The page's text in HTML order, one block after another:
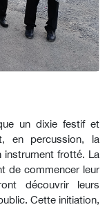
un dixie festif et
en percussion, la
instrument frotté. La
de commencer leur
découvrir leurs
Cette initiation,